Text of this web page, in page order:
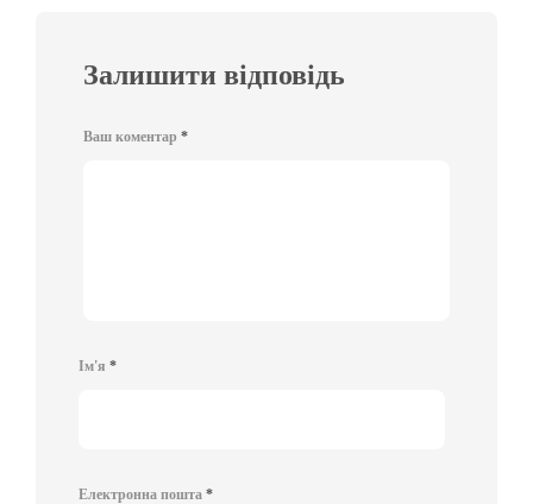
Залишити відповідь
Ваш коментар *
Ім'я *
Електронна пошта *